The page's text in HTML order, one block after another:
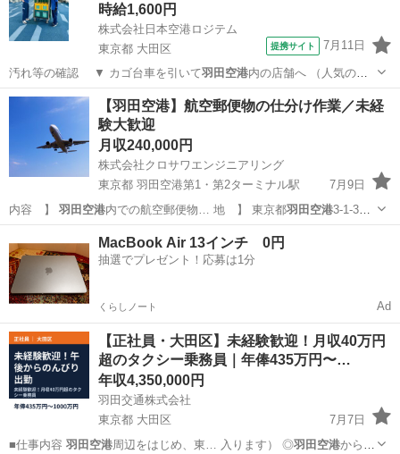
時給1,600円
株式会社日本空港ロジテム
東京都 大田区
提携サイト 7月11日
汚れ等の確認 ▼ カゴ台車を引いて羽田空港内の店舗へ （人気のお
土産品等）歩い…
東京 大田区 倉庫管理
【羽田空港】航空郵便物の仕分け作業／未経
験大歓迎
月収240,000円
株式会社クロサワエンジニアリング
東京都 羽田空港第1・第2ターミナル駅
7月9日
内容 】 羽田空港内での航空郵便物… 地 】 東京都羽田空港3-1-3
西貨… ★京急空港線「羽田空港第1・第2ターミ… 東京モノレール「羽
田空港第1ターミナル駅…
羽田空港第1・第2ターミナル駅
羽田空港
MacBook Air 13インチ 0円
抽選でプレゼント！応募は1分
くらしノート Ad
【正社員・大田区】未経験歓迎！月収40万円
超のタクシー乗務員｜年俸435万円〜…
年収4,350,000円
羽田交通株式会社
東京都 大田区
7月7日
■仕事内容 羽田空港周辺をはじめ、東… 入ります） ◎羽田空港からの